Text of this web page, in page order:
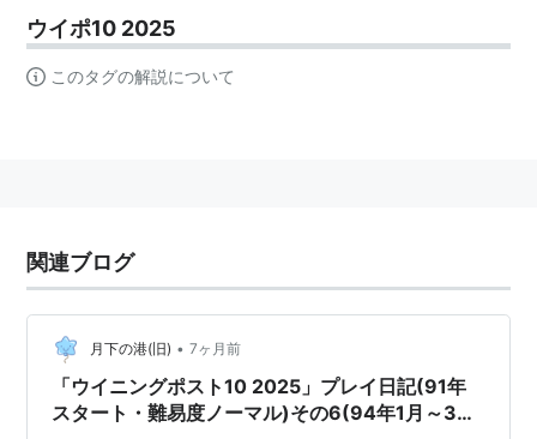
ウイポ10 2025
このタグの解説について
関連ブログ
月下の港(旧) • 7ヶ月前
「ウイニングポスト10 2025」プレイ日記(91年
スタート・難易度ノーマル)その6(94年1月～3月